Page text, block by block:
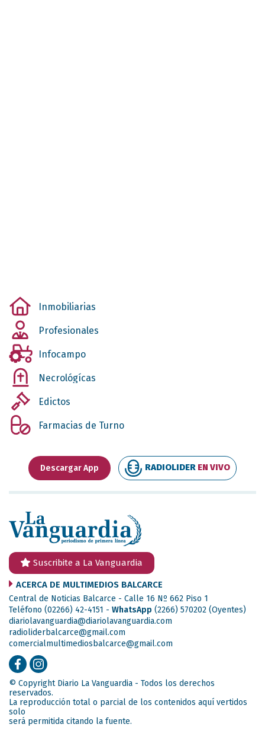
Inmobiliarias
Profesionales
Infocampo
Necrológícas
Edictos
Farmacias de Turno
Descargar App RADIOLIDER EN VIVO
Suscribite a La Vanguardia
ACERCA DE MULTIMEDIOS BALCARCE
Central de Noticias Balcarce - Calle 16 Nº 662 Piso 1
Teléfono (02266) 42-4151 - WhatsApp (2266) 570202 (Oyentes)
diariolavanguardia@diariolavanguardia.com
radioliderbalcarce@gmail.com
comercialmultimediosbalcarce@gmail.com
© Copyright Diario La Vanguardia - Todos los derechos
reservados.
La reproducción total o parcial de los contenidos aquí vertidos
solo
será permitida citando la fuente.